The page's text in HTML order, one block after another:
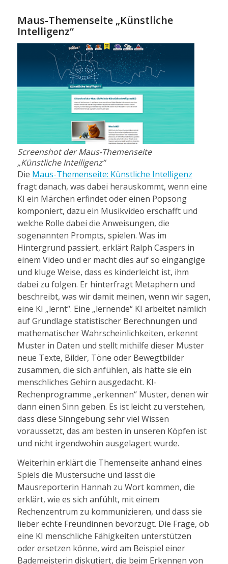
Maus-Themenseite „Künstliche
Intelligenz“
Screenshot der Maus-Themenseite
„Künstliche Intelligenz“
Die Maus-Themenseite: Künstliche Intelligenz
fragt danach, was dabei herauskommt, wenn eine
KI ein Märchen erfindet oder einen Popsong
komponiert, dazu ein Musikvideo erschafft und
welche Rolle dabei die Anweisungen, die
sogenannten Prompts, spielen. Was im
Hintergrund passiert, erklärt Ralph Caspers in
einem Video und er macht dies auf so eingängige
und kluge Weise, dass es kinderleicht ist, ihm
dabei zu folgen. Er hinterfragt Metaphern und
beschreibt, was wir damit meinen, wenn wir sagen,
eine KI „lernt“. Eine „lernende“ KI arbeitet nämlich
auf Grundlage statistischer Berechnungen und
mathematischer Wahrscheinlichkeiten, erkennt
Muster in Daten und stellt mithilfe dieser Muster
neue Texte, Bilder, Töne oder Bewegtbilder
zusammen, die sich anfühlen, als hätte sie ein
menschliches Gehirn ausgedacht. KI-
Rechenprogramme „erkennen“ Muster, denen wir
dann einen Sinn geben. Es ist leicht zu verstehen,
dass diese Sinngebung sehr viel Wissen
voraussetzt, das am besten in unseren Köpfen ist
und nicht irgendwohin ausgelagert wurde.
Weiterhin erklärt die Themenseite anhand eines
Spiels die Mustersuche und lässt die
Mausreporterin Hannah zu Wort kommen, die
erklärt, wie es sich anfühlt, mit einem
Rechenzentrum zu kommunizieren, und dass sie
lieber echte Freundinnen bevorzugt. Die Frage, ob
eine KI menschliche Fähigkeiten unterstützen
oder ersetzen könne, wird am Beispiel einer
Bademeisterin diskutiert, die beim Erkennen von